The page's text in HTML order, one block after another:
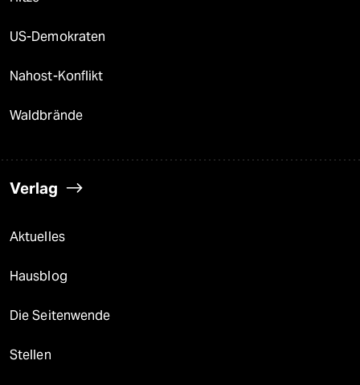
US-Demokraten
Nahost-Konflikt
Waldbrände
Verlag
Aktuelles
Hausblog
Die Seitenwende
Stellen